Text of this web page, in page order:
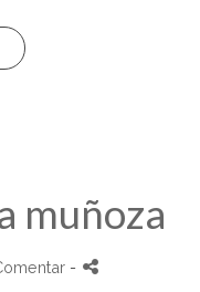
muñoza
-